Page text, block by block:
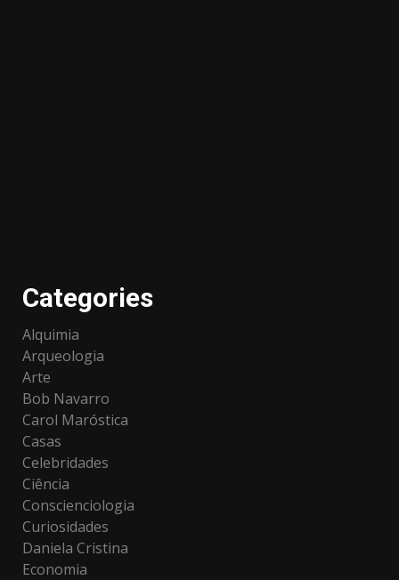
Categories
Alquimia
Arqueologia
Arte
Bob Navarro
Carol Maróstica
Casas
Celebridades
Ciência
Conscienciologia
Curiosidades
Daniela Cristina
Economia